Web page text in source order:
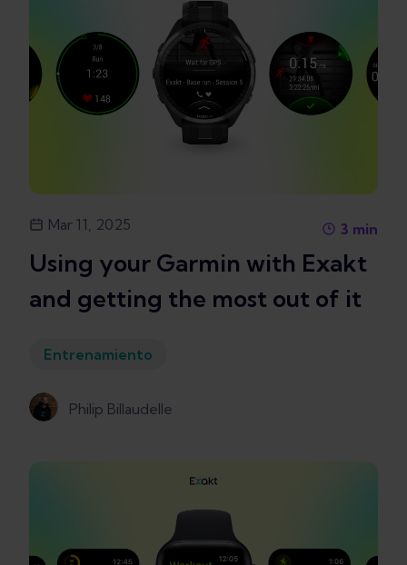
Mar 11, 2025 3 min
Using your Garmin with Exakt
and getting the most out of it
Entrenamiento
Philip Billaudelle